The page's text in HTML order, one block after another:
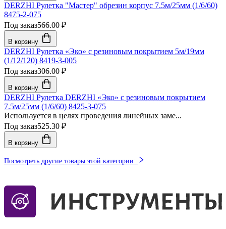
DERZHI Рулетка "Мастер" обрезин корпус 7.5м/25мм (1/6/60)
8475-2-075
Под заказ566.00 ₽
В корзину
DERZHI Рулетка «Эко» с резиновым покрытием 5м/19мм
(1/12/120) 8419-3-005
Под заказ306.00 ₽
В корзину
DERZHI Рулетка DERZHI «Эко» с резиновым покрытием
7.5м/25мм (1/6/60) 8425-3-075
Используется в целях проведения линейных заме...
Под заказ525.30 ₽
В корзину
Посмотреть другие товары этой категории: